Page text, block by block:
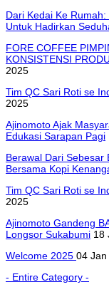
Dari Kedai Ke
Untuk Hadirkan
FORE COFFEE
KONSISTENSI
2025
Tim QC Sari Roti se
2025
Ajinomoto Ajak
Edukasi Sarapan Pagi
Berawal Dari Sebesar
Bersama Kopi
Tim QC Sari Roti se
2025
Ajinomoto Gandeng
Longsor Sukabumi 18
Welcome 2025 04
- Entire Category -